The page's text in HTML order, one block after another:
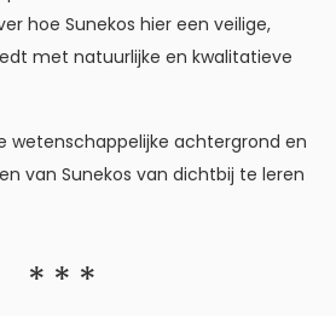
hoe Sunekos hier een veilige,
met natuurlijke en kwalitatieve
wetenschappelijke achtergrond en
van Sunekos van dichtbij te leren